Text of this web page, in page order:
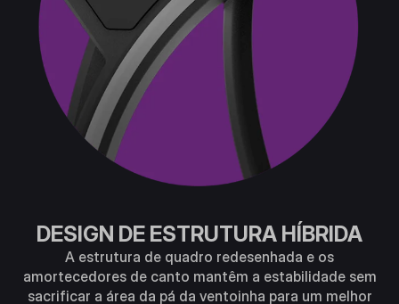
DESIGN DE ESTRUTURA HÍBRIDA
A estrutura de quadro redesenhada e os
amortecedores de canto mantêm a estabilidade sem
sacrificar a área da pá da ventoinha para um melhor